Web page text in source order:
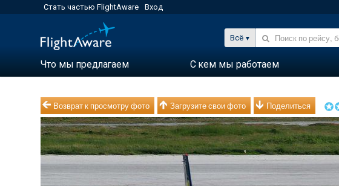
Стать частью FlightAware Вход
Всё
Что мы предлагаем С кем мы работаем
Возврат к просмотру фото Загрузите свои фото Поделиться